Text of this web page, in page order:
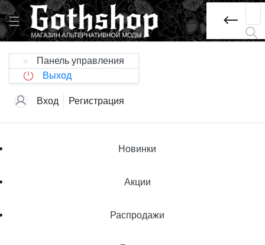
Панель управления
Выход
Вход Регистрация
Новинки
Акции
Распродажи